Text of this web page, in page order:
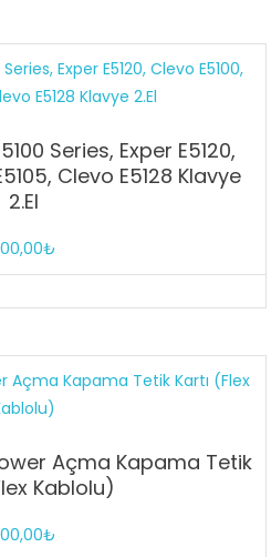
Series, Exper E5120,
Clevo E5128 Klavye
2.El
₺
Açma Kapama Tetik
Kablolu)
₺